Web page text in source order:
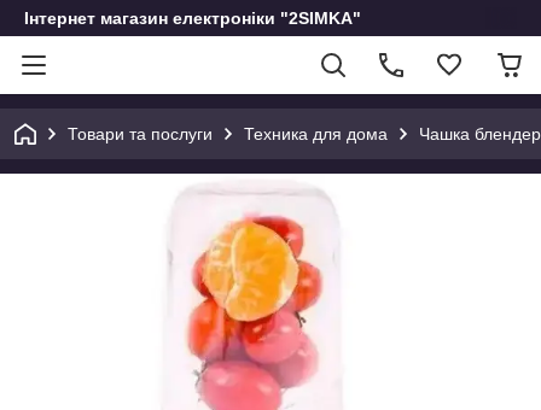
Інтернет магазин електроніки "2SIMKA"
Товари та послуги Техника для дома Чашка